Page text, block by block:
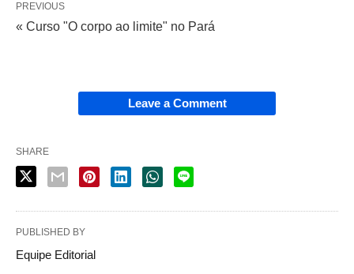
PREVIOUS
« Curso "O corpo ao limite" no Pará
Leave a Comment
SHARE
PUBLISHED BY
Equipe Editorial